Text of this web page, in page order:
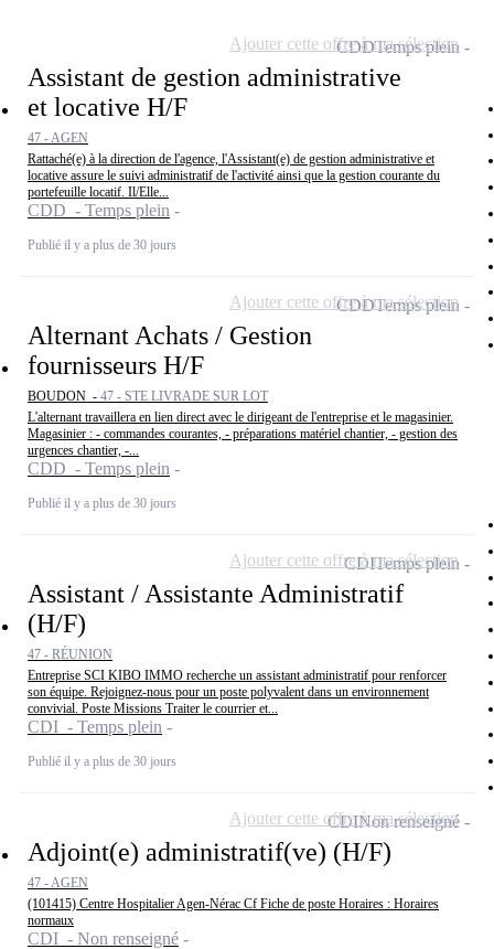
Assistant de gestion administrative
et locative H/F
47 - AGEN
Rattaché(e) à la direction de l'agence, l'Assistant(e) de gestion administrative et
locative assure le suivi administratif de l'activité ainsi que la gestion courante du
portefeuille locatif. Il/Elle...
CDD - Temps plein
Publié il y a plus de 30 jours
CDDTemps plein
Ajouter cette offre à ma sélection
Alternant Achats / Gestion
fournisseurs H/F
BOUDON - 47 - STE LIVRADE SUR LOT
L'alternant travaillera en lien direct avec le dirigeant de l'entreprise et le magasinier.
Magasinier : - commandes courantes, - préparations matériel chantier, - gestion des
urgences chantier, -...
CDD - Temps plein
Publié il y a plus de 30 jours
CDDTemps plein
Ajouter cette offre à ma sélection
Assistant / Assistante Administratif
(H/F)
47 - RÉUNION
Entreprise SCI KIBO IMMO recherche un assistant administratif pour renforcer
son équipe. Rejoignez-nous pour un poste polyvalent dans un environnement
convivial. Poste Missions Traiter le courrier et...
CDI - Temps plein
Publié il y a plus de 30 jours
CDITemps plein
Ajouter cette offre à ma sélection
Adjoint(e) administratif(ve) (H/F)
47 - AGEN
(101415) Centre Hospitalier Agen-Nérac Cf Fiche de poste Horaires : Horaires
normaux
CDI - Non renseigné
CDINon renseigné
Ajouter cette offre à ma sélection